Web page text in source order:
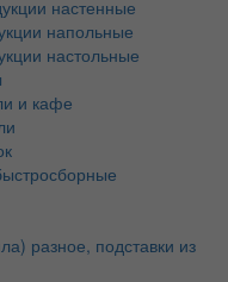
настенные
напольные
настольные
и кафе
разное, подставки из